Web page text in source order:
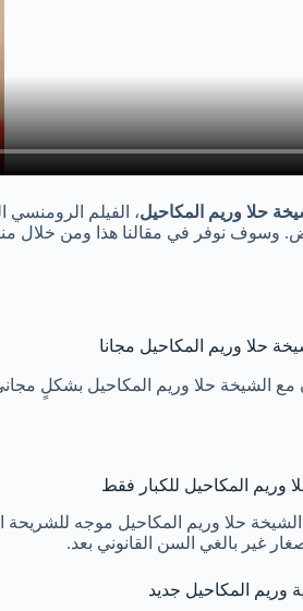
حلا وريم المكاحيل، الفيلم الرومنسي
وسوف نوفر في مقالنا هذا ومن خلال
حلا وريم المكاحيل مجانا
الشيخة حلا وريم المكاحيل بشكلٍ
وريم المكاحيل للكبار فقط
حلا وريم المكاحيل موجه
غير بالغي السن القانوني بعد.
وريم المكاحيل جديد